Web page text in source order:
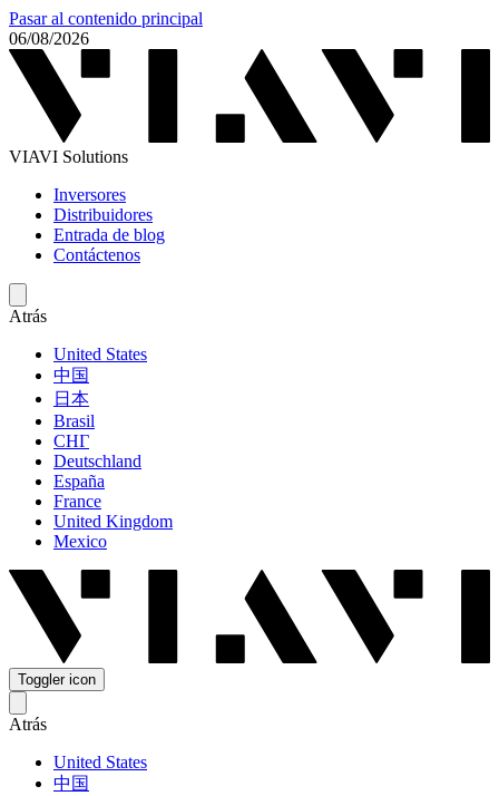
Pasar al contenido principal
06/08/2026
VIAVI Solutions
Inversores
Distribuidores
Entrada de blog
Contáctenos
Atrás
United States
中国
日本
Brasil
СНГ
Deutschland
España
France
United Kingdom
Mexico
Toggler icon
Atrás
United States
中国